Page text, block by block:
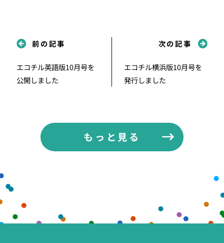
前の記事
エコチル英語版10月号を
公開しました
次の記事
エコチル横浜版10月号を
発行しました
もっと見る